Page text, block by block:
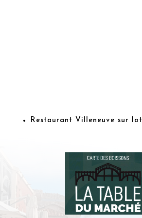
Restaurant Villeneuve sur lot